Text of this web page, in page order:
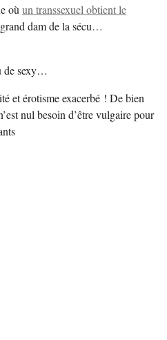
oùun transsexuel obtient le
dam de la sécu…
de sexy…
et érotisme exacerbé ! De bien
nul besoin d’être vulgaire pour